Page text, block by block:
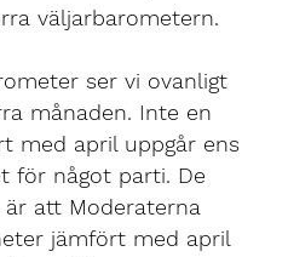
väljarbarometern.
ser vi ovanligt
månaden. Inte en
med april uppgår ens
för något parti. De
att Moderaterna
jämfört med april